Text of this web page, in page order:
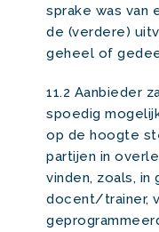
sprake was van
de (verdere)
geheel of
11.2 Aanbieder
spoedig
op de hoogte
partijen in
vinden, zoals, in
docent/trainer,